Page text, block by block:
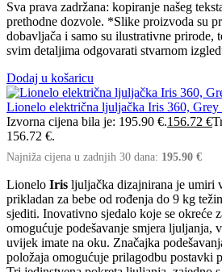
Sva prava zadržana: kopiranje našeg
prethodne dozvole. *Slike proizvoda su
dobavljača i samo su ilustrativne prirode,
svim detaljima odgovarati stvarnom
Dodaj u košaricu
Lionelo električna ljuljačka Iris 360, Grey
Izvorna cijena bila je: 195.90 €.156.72 €
156.72 €.
Najniža cijena u zadnjih 30 dana: 195.90 €
Lionelo Iris ljuljačka dizajnirana je umiri
prikladan za bebe od rođenja do 9 kg
sjediti. Inovativno sjedalo koje se okreće
omogućuje podešavanje smjera ljuljanja,
uvijek imate na oku. Značajka
položaja omogućuje prilagodbu postavki